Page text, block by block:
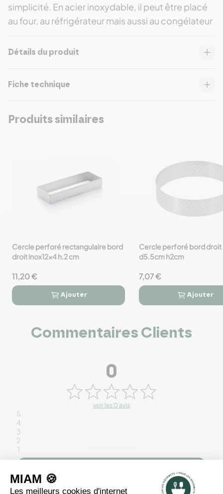
simplicité. En acier inoxydable, il peut être placé
au four, au réfrigérateur mais aussi au congélateur
Détails du produit
Fiche technique
Produits similaires
favorite_border
Cercle perforé rectangulaire bord
droit inox12x4 h.2 cm
11,20 €
 
Ajouter
favorite_border
Cercle perforé bord droit
d5.5cm h2cm
7,07 €
 
Ajouter
Commentaires Clients
0
voir les 0 avis
5
4
3
2
1